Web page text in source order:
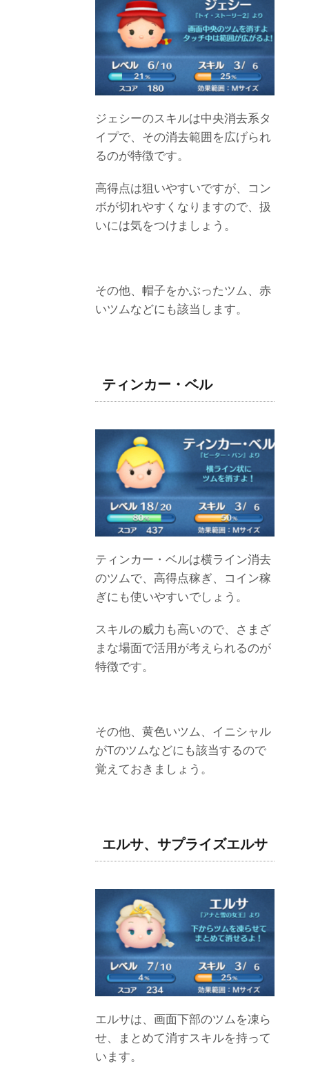
ジェシーのスキルは中央消去系タ
イプで、その消去範囲を広げられ
るのが特徴です。
高得点は狙いやすいですが、コン
ボが切れやすくなりますので、扱
いには気をつけましょう。
その他、帽子をかぶったツム、赤
いツムなどにも該当します。
ティンカー・ベル
ティンカー・ベルは横ライン消去
のツムで、高得点稼ぎ、コイン稼
ぎにも使いやすいでしょう。
スキルの威力も高いので、さまざ
まな場面で活用が考えられるのが
特徴です。
その他、黄色いツム、イニシャル
がTのツムなどにも該当するので
覚えておきましょう。
エルサ、サプライズエルサ
エルサは、画面下部のツムを凍ら
せ、まとめて消すスキルを持って
います。